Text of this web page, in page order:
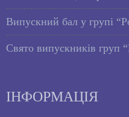
Випускний бал у групі
Свято випускників груп
ІНФОРМАЦІЯ